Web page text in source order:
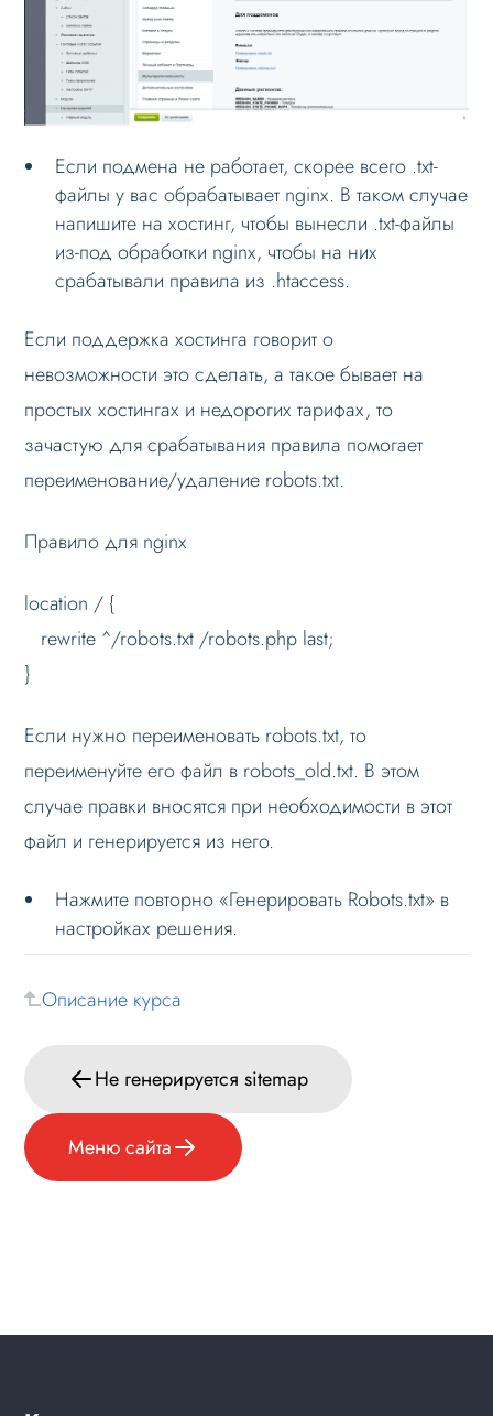
Основные теги
Настройка данных
Настройка Sitemap
Настройка robots.txt
Решение проблем
Не работает мультирегиональность
Не меняется город
Не генерируется sitemap
Не генерируется robots для регионов
Меню сайта
Блоки / секции сайта
Личный кабинет
Формы и коммуникации
SEO и оптимизация
Проблемы и решения
Веб-разработчикам
Вопрос-ответ
Если подмена не работает, скорее всего .txt-
файлы у вас обрабатывает nginx. В таком случае
напишите на хостинг, чтобы вынесли .txt-файлы
из-под обработки nginx, чтобы на них
срабатывали правила из .htaccess.
Если поддержка хостинга говорит о
невозможности это сделать, а такое бывает на
простых хостингах и недорогих тарифах, то
зачастую для срабатывания правила помогает
переименование/удаление robots.txt.
Правило для nginx
location / {
rewrite ^/robots.txt /robots.php last;
}
Если нужно переименовать robots.txt, то
переименуйте его файл в robots_old.txt. В этом
случае правки вносятся при необходимости в этот
файл и генерируется из него.
Нажмите повторно «Генерировать Robots.txt» в
настройках решения.
Описание курса
Не генерируется sitemap
Меню сайта